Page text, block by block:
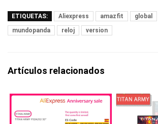
ETIQUETAS: Aliexpress amazfit global
mundopanda
reloj version
Artículos relacionados